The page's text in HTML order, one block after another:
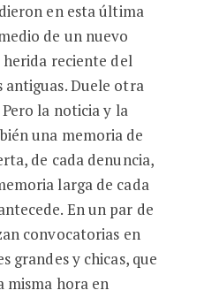
en esta última
de un nuevo
herida reciente del
antiguas. Duele otra
la noticia y la
una memoria de
de cada denuncia,
larga de cada
En un par de
convocatorias en
grandes y chicas, que
misma hora en